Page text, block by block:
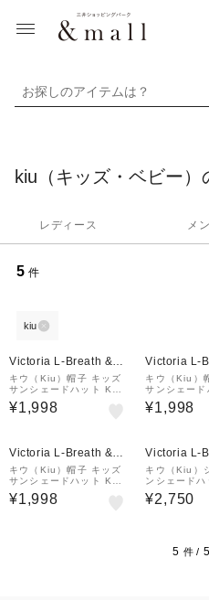
お探しのアイテムは？
kiu（キッズ・ベビー）
レディース メ
5 件
kiu
Victoria L-Breath &m
all店
キウ（Kiu）帽子 キッズ
サンシェードハット K43
2-631
¥1,998
Victoria L-
all店
キウ（Kiu）
サンシェード
2-618
¥1,998
Victoria L-Breath &m
all店
キウ（Kiu）帽子 キッズ
サンシェードハット K43
2-616
¥1,998
Victoria L-
all店
キウ（Kiu）
ンシェード
900
¥2,750
5 件 / 5